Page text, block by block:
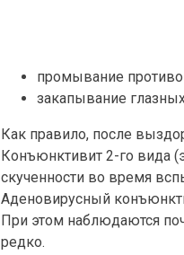
промывание
закапывание
Как правило, после
Конъюнктивит 2-го вида
скученности во время
Аденовирусный
При этом наблюдаются
редко.